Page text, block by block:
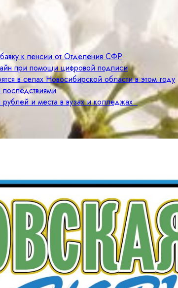
к пенсии от Отделения СФР
при помощи цифровой подписи
в селах Новосибирской области в этом году
рублей и места в вузах и колледжах